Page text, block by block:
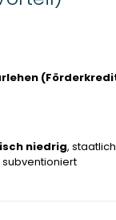
niedrig, staatlich
subventioniert